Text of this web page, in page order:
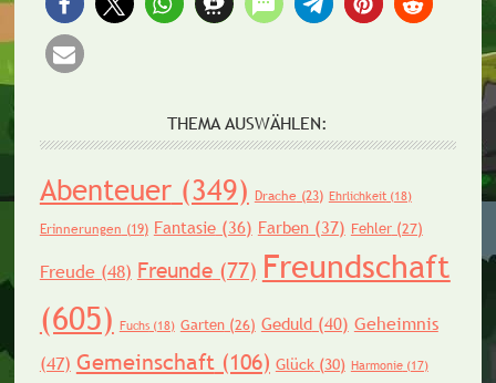
THEMA AUSWÄHLEN:
Abenteuer(349) Drache (23) Ehrlichkeit(18)
Erinnerungen (19) Fantasie(36) Farben(37) Fehler(27)
Freude(48) Freunde(77) Freundschaft
(605) Fuchs(18) Garten(26) Geduld(40) Geheimnis
(47) Gemeinschaft(106) Glück(30) Harmonie(17)